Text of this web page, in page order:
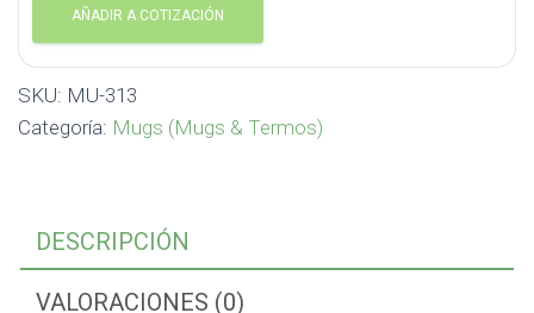
AÑADIR A COTIZACIÓN
SKU: MU-313
Categoría: Mugs (Mugs & Termos)
DESCRIPCIÓN
VALORACIONES (0)